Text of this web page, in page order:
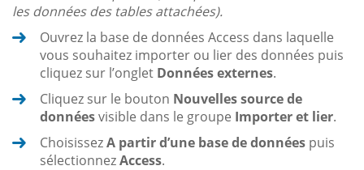
les données des tables attachées).
Ouvrez la base de données Access dans laquelle
vous souhaitez importer ou lier des données puis
cliquez sur l’onglet Données externes.
Cliquez sur le bouton Nouvelles source de
donnéesvisible dans le groupe Importer et lier.
ChoisissezA partir d’une base de données puis
sélectionnezAccess.